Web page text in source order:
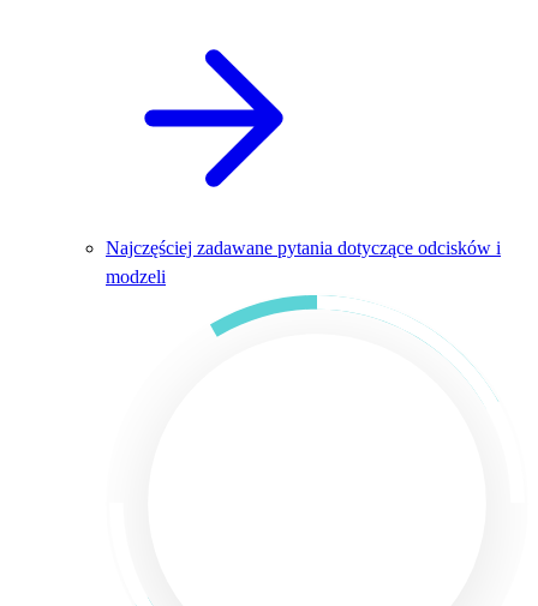
Najczęściej zadawane pytania dotyczące odcisków i
modzeli